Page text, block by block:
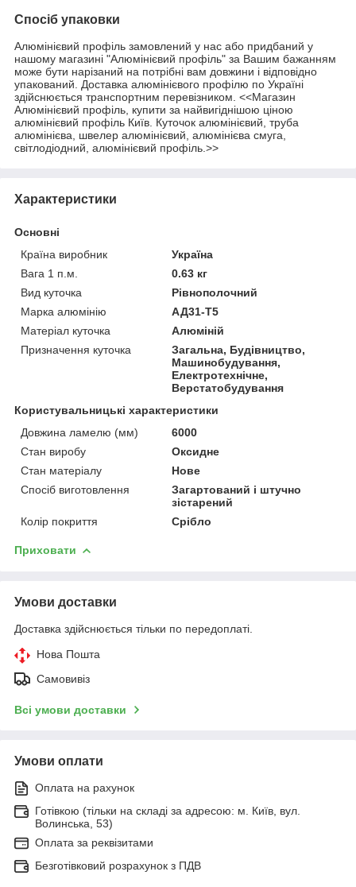
Спосіб упаковки
Алюмінієвий профіль замовлений у нас або придбаний у
нашому магазині "Алюмінієвий профіль" за Вашим бажанням
може бути нарізаний на потрібні вам довжини і відповідно
упакований. Доставка алюмінієвого профілю по Україні
здійснюється транспортним перевізником. <<Магазин
Алюмінієвий профіль, купити за найвигіднішою ціною
алюмінієвий профіль Київ. Куточок алюмінієвий, труба
алюмінієва, швелер алюмінієвий, алюмінієва смуга,
світлодіодний, алюмінієвий профіль.>>
Характеристики
Основні
Країна виробник
Україна
Вага 1 п.м.
0.63 кг
Вид куточка
Рівнополочний
Марка алюмінію
АД31-Т5
Матеріал куточка
Алюміній
Призначення куточка
Загальна, Будівництво,
Машинобудування,
Електротехнічне,
Верстатобудування
Користувальницькі характеристики
Довжина ламелю (мм)
6000
Стан виробу
Оксидне
Стан матеріалу
Нове
Спосіб виготовлення
Загартований і штучно
зістарений
Колір покриття
Срібло
Приховати
Умови доставки
Доставка здійснюється тільки по передоплаті.
Нова Пошта
Самовивіз
Всі умови доставки
Умови оплати
Оплата на рахунок
Готівкою (тільки на складі за адресою: м. Київ, вул.
Волинська, 53)
Оплата за реквізитами
Безготівковий розрахунок з ПДВ